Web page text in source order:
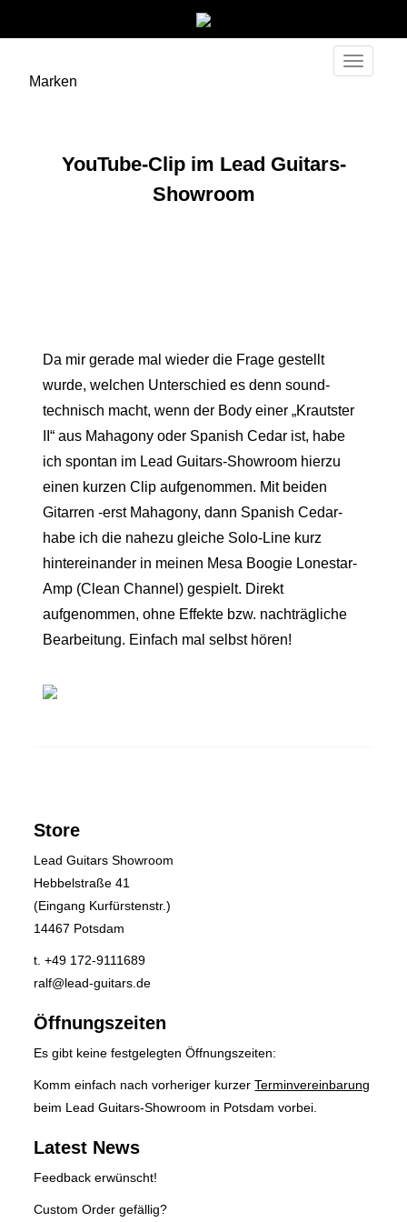
Toggle
Marken
YouTube-Clip im Lead Guitars-
Showroom
Da mir gerade mal wieder die Frage gestellt
wurde, welchen Unterschied es denn sound-
technisch macht, wenn der Body einer „Krautster
II“ aus Mahagony oder Spanish Cedar ist, habe
ich spontan im Lead Guitars-Showroom hierzu
einen kurzen Clip aufgenommen. Mit beiden
Gitarren -erst Mahagony, dann Spanish Cedar-
habe ich die nahezu gleiche Solo-Line kurz
hintereinander in meinen Mesa Boogie Lonestar-
Amp (Clean Channel) gespielt. Direkt
aufgenommen, ohne Effekte bzw. nachträgliche
Bearbeitung. Einfach mal selbst hören!
Store
Lead Guitars Showroom
Hebbelstraße 41
(Eingang Kurfürstenstr.)
14467 Potsdam
t. +49 172-9111689
ralf@lead-guitars.de
Öffnungszeiten
Es gibt keine festgelegten Öffnungszeiten:
Komm einfach nach vorheriger kurzerTerminvereinbarung
beim Lead Guitars-Showroom in Potsdam vorbei.
Latest News
Feedback erwünscht!
Custom Order gefällig?